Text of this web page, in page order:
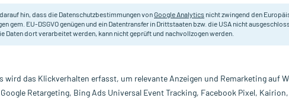
14,02 €
Darreichung:
Inhalt:
50 St
PZN:
Hersteller:
1 A
hin, dass die Datenschutzbestimmungen vonGoogle Analytics nicht zwingend den
gem. EU-DSGVO genügen und ein Datentransfer in Drittstaaten bzw. die USA nicht
Daten dort verarbeitet werden, kann nicht geprüft und nachvollzogen werden.
wird das Klickverhalten erfasst, um relevante Anzeigen und Remarketing auf
Retargeting, Bing Ads Universal Event Tracking, Facebook Pixel,